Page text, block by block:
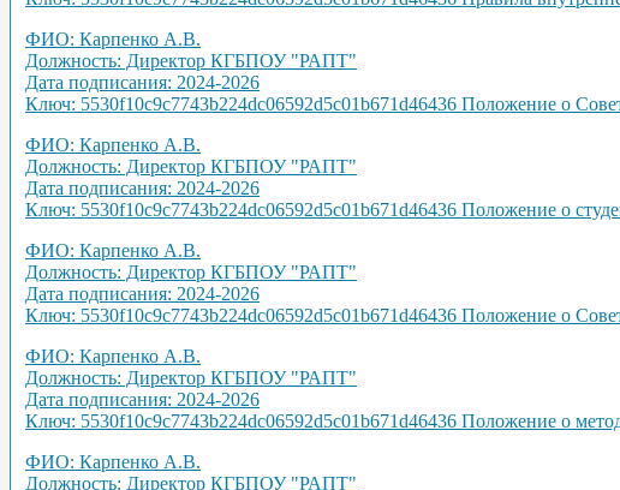
ФИО: Карпенко А.В.
Должность: Директор КГБПОУ "РАПТ"
Дата подписания: 2024-2026
Ключ: 5530f10c9c7743b224dc06592d5c01b671d46436 Положение о
ФИО: Карпенко А.В.
Должность: Директор КГБПОУ "РАПТ"
Дата подписания: 2024-2026
Ключ: 5530f10c9c7743b224dc06592d5c01b671d46436 Положение о
ФИО: Карпенко А.В.
Должность: Директор КГБПОУ "РАПТ"
Дата подписания: 2024-2026
Ключ: 5530f10c9c7743b224dc06592d5c01b671d46436 Положение о
ФИО: Карпенко А.В.
Должность: Директор КГБПОУ "РАПТ"
Дата подписания: 2024-2026
Ключ: 5530f10c9c7743b224dc06592d5c01b671d46436 Положение о
ФИО: Карпенко А.В.
Должность: Директор КГБПОУ "РАПТ"